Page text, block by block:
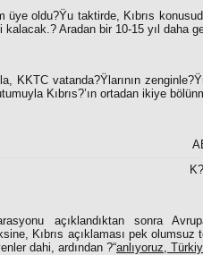
üye oldu?Ÿu taktirde, Kıbrıs
kalacak.? Aradan bir 10-15 yıl daha
KKTC vatanda?Ÿlarının
Kıbrıs?’ın ortadan ikiye
açıklandıktan sonra
Kıbrıs açıklaması pek
dahi, ardından ?“anlıyoruz,